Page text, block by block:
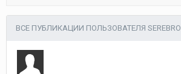
ВСЕ ПУБЛИКАЦИИ ПОЛЬЗОВАТЕЛЯ SEREBRO